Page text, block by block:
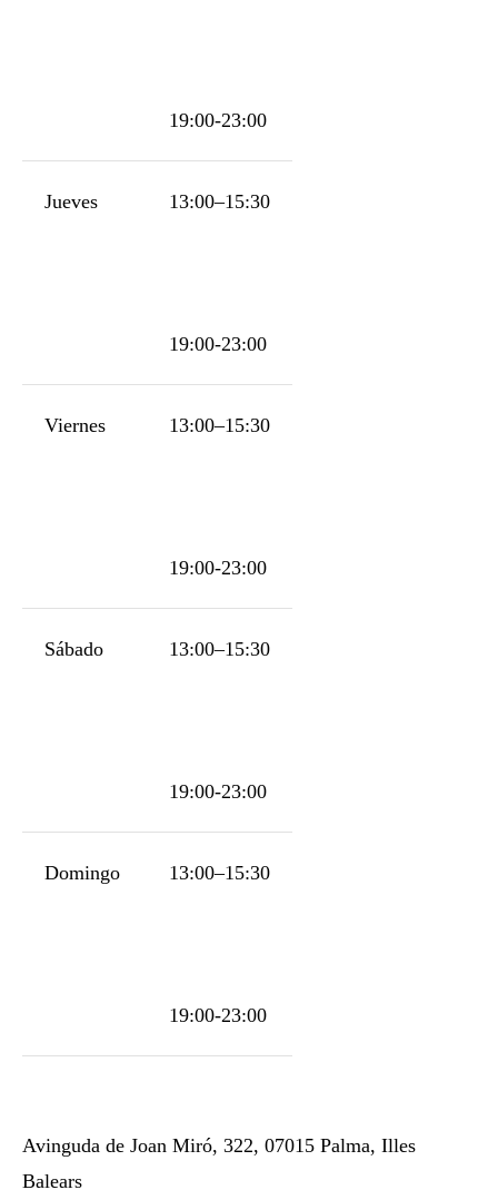
19:00-23:00
Jueves 13:00–15:30
19:00-23:00
Viernes 13:00–15:30
19:00-23:00
Sábado 13:00–15:30
19:00-23:00
Domingo 13:00–15:30
19:00-23:00
Avinguda de Joan Miró, 322, 07015 Palma, Illes
Balears